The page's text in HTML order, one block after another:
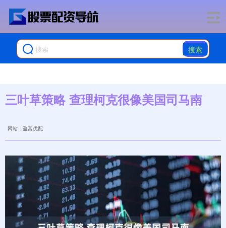
搜索
三叶草策略 查理柯克很像美国司马南
网站：盈富优配